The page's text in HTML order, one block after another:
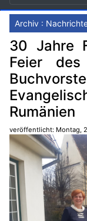
Archiv :
30 Jahre
Feier
Rumänien
veröffentlicht: Montag,